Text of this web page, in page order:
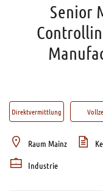
Senior
Direktvermittlung
Raum Mainz
Industrie